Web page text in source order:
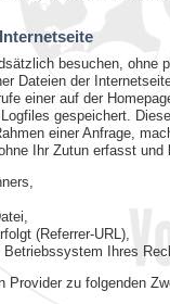
besuchen, ohne
Dateien der
einer auf der
gespeichert.
einer Anfrage,
Ihr Zutun erfasst
(Referrer-URL),
Ihres
Provider zu folgenden